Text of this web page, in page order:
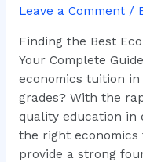
Leave a Comment /
Finding the Best
Your Complete
economics tuition
grades? With the
quality education in
the right
provide a strong
Your
Complete
Success